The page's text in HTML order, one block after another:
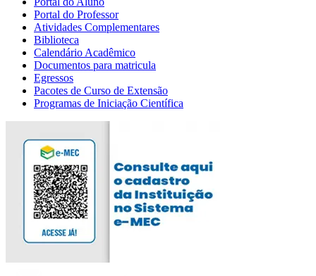
Portal do Professor
Atividades Complementares
Biblioteca
Calendário Acadêmico
Documentos para matricula
Egressos
Pacotes de Curso de Extensão
Programas de Iniciação Científica